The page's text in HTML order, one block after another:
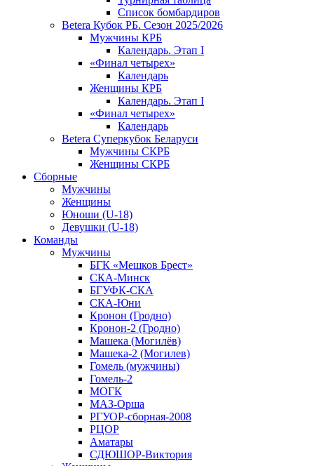
Список бомбардиров
Betera Кубок РБ. Сезон 2025/2026
Мужчины КРБ
Календарь. Этап I
«Финал четырех»
Календарь
Женщины КРБ
Календарь. Этап I
«Финал четырех»
Календарь
Betera Суперкубок Беларуси
Мужчины СКРБ
Женщины СКРБ
Сборные
Мужчины
Женщины
Юноши (U-18)
Девушки (U-18)
Команды
Мужчины
БГК «Мешков Брест»
СКА-Минск
БГУФК-СКА
СКА-Юни
Кронон (Гродно)
Кронон-2 (Гродно)
Машека (Могилёв)
Машека-2 (Могилев)
Гомель (мужчины)
Гомель-2
МОГК
МАЗ-Орша
РГУОР-сборная-2008
РЦОР
Аматары
СДЮШОР-Виктория